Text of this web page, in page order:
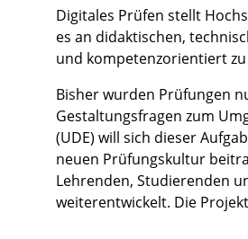
Digitales Prüfen stellt
es an didaktischen,
und kompetenzorientiert
Bisher wurden Prüfungen
Gestaltungsfragen zum
(UDE) will sich dieser
neuen Prüfungskultur
Lehrenden, Studierenden
weiterentwickelt. Die